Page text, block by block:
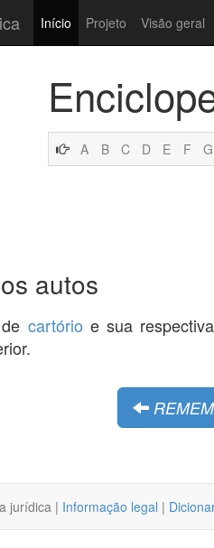
Início Projeto Visão geral
A B C D E F G
autos
cartório e sua
jurídica | Informação legal |